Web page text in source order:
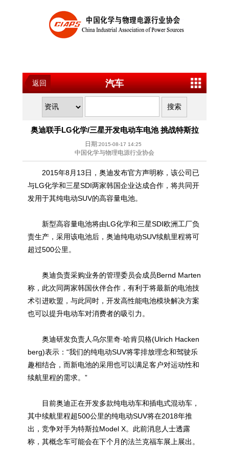
返回 汽车
奥迪联手LG化学/三星开发电动车电池 挑战特斯拉
日期:2015-08-17 14:25
中国化学与物理电源行业协会
2015年8月13日，奥迪发布官方声明称，该公司已
与LG化学和三星SDI两家韩国企业达成合作，将共同开
发用于其纯电动SUV的高容量电池。
新型高容量电池将由LG化学和三星SDI欧洲工厂负
责生产，采用该电池后，奥迪纯电动SUV续航里程将可
超过500公里。
奥迪负责采购业务的管理委员会成员Bernd Marten
称，此次同两家韩国伙伴合作，有利于将最新的电池技
术引进欧盟，与此同时，开发高性能电池模块解决方案
也可以提升电动车对消费者的吸引力。
奥迪研发负责人乌尔里奇·哈肯贝格(Ulrich Hacken
berg)表示：“我们的纯电动SUV将零排放理念和驾驶乐
趣相结合，而新电池的采用也可以满足客户对运动性和
续航里程的需求。”
目前奥迪正在开发多款纯电动车和插电式混动车，
其中续航里程超500公里的纯电动SUV将在2018年推
出，竞争对手为特斯拉Model X。此前消息人士透露
称，其概念车可能会在下个月的法兰克福车展上展出。